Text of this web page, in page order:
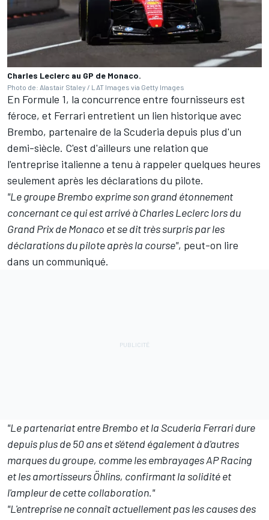
Charles Leclerc au GP de Monaco.
Photo de: Alastair Staley / LAT Images via Getty Images
En Formule 1, la concurrence entre fournisseurs est
féroce, et Ferrari entretient un lien historique avec
Brembo, partenaire de la Scuderia depuis plus d'un
demi-siècle. C'est d'ailleurs une relation que
l'entreprise italienne a tenu à rappeler quelques heures
seulement après les déclarations du pilote.
"Le groupe Brembo exprime son grand étonnement
concernant ce qui est arrivé à Charles Leclerc lors du
Grand Prix de Monaco et se dit très surpris par les
déclarations du pilote après la course", peut-on lire
dans un communiqué.
"Le partenariat entre Brembo et la Scuderia Ferrari dure
depuis plus de 50 ans et s'étend également à d'autres
marques du groupe, comme les embrayages AP Racing
et les amortisseurs Öhlins, confirmant la solidité et
l'ampleur de cette collaboration."
"L'entreprise ne connaît actuellement pas les causes des